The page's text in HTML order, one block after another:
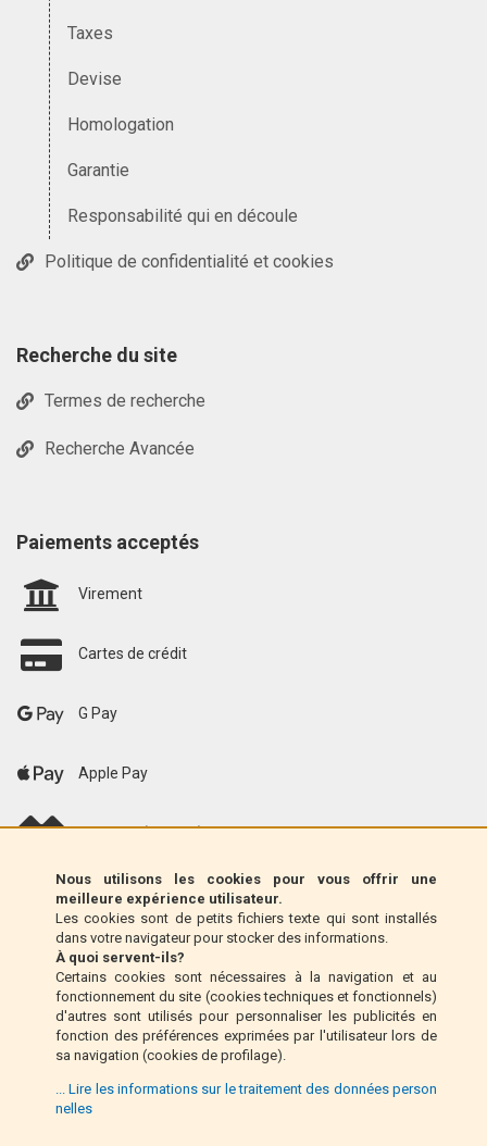
Nous utilisons les cookies pour vous offrir une
meilleure expérience utilisateur.
Les cookies sont de petits fichiers texte qui sont installés
dans votre navigateur pour stocker des informations.
À quoi servent-ils?
Certains cookies sont nécessaires à la navigation et au
fonctionnement du site (cookies techniques et fonctionnels)
d'autres sont utilisés pour personnaliser les publicités en
fonction des préférences exprimées par l'utilisateur lors de
sa navigation (cookies de profilage).
... Lire les informations sur le traitement des données person
nelles
Taxes
Devise
Homologation
Garantie
Responsabilité qui en découle
Politique de confidentialité et cookies
Recherche du site
Termes de recherche
Recherche Avancée
Paiements acceptés
Virement
Cartes de crédit
G Pay
Apple Pay
scalapay (EU only)
Klarna (UE uniquement)
Mandat postal (Italie uniquement)
Paiement à la livraison (Italie uniquement)